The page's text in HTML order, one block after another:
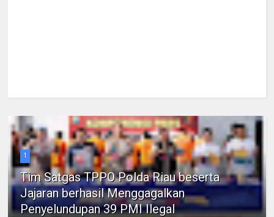
1
Tim Satgas TPPO Polda Riau beserta
Jajaran berhasil Menggagalkan
Penyelundupan 39 PMI Ilegal